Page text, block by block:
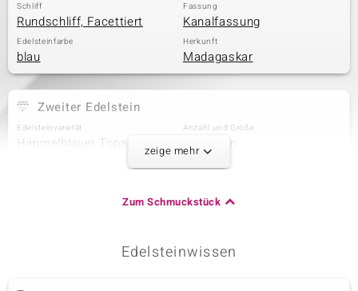
Schliff
Rundschliff, Facettiert
Fassung
Kanalfassung
Edelsteinfarbe
blau
Herkunft
Madagaskar
Zweiter Edelstein
Edelsteinvarietät
Himmelblauer Topas
Anzahl und Größe
2 à 6 mm
Herkunft
zeige mehr
Zum Schmuckstück
Edelsteinwissen